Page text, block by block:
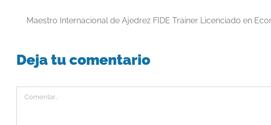
Maestro Internacional de Ajedrez FIDE Trainer Licenciado en
Deja tu comentario